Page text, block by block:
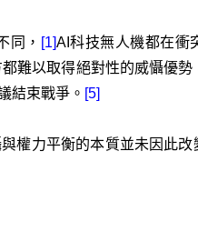
同， [1]AI科技無人機都在衝
難以取得絕對性的威懾優
結束戰爭。 [5]
權力平衡的本質並未因此改